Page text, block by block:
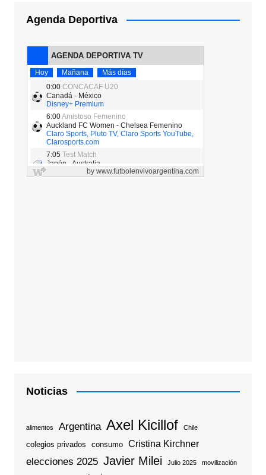
Agenda Deportiva
Noticias
alimentos Argentina Axel Kicillof Chile
colegios privados consumo Cristina Kirchner
elecciones 2025 Javier Milei Julio 2025 movilización